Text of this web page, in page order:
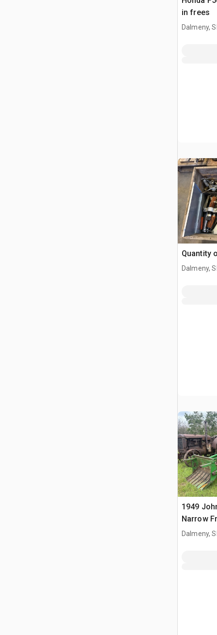
in frees
Dalmeny,
Quantity
Dalmeny,
1949
Narrow
Dalmeny,